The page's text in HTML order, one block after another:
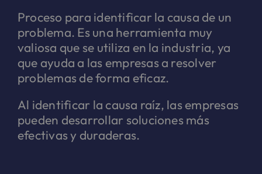
Proceso para identificar la causa de un
problema. Es una herramienta muy
valiosa que se utiliza en la industria, ya
que ayuda a las empresas a resolver
problemas de forma eficaz.
Al identificar la causa raíz, las empresas
pueden desarrollar soluciones más
efectivas y duraderas.